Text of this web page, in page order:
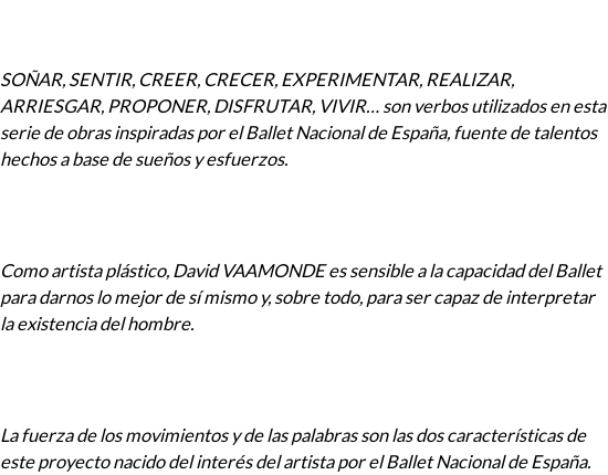
SOÑAR, SENTIR, CREER, CRECER, EXPERIMENTAR, REALIZAR,
ARRIESGAR, PROPONER, DISFRUTAR, VIVIR… son verbos utilizados en esta
serie de obras inspiradas por el Ballet Nacional de España, fuente de talentos
hechos a base de sueños y esfuerzos.
Como artista plástico, David VAAMONDE es sensible a la capacidad del Ballet
para darnos lo mejor de sí mismo y, sobre todo, para ser capaz de interpretar
la existencia del hombre.
La fuerza de los movimientos y de las palabras son las dos características de
este proyecto nacido del interés del artista por el Ballet Nacional de España.